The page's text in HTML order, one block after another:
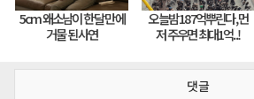
댓글